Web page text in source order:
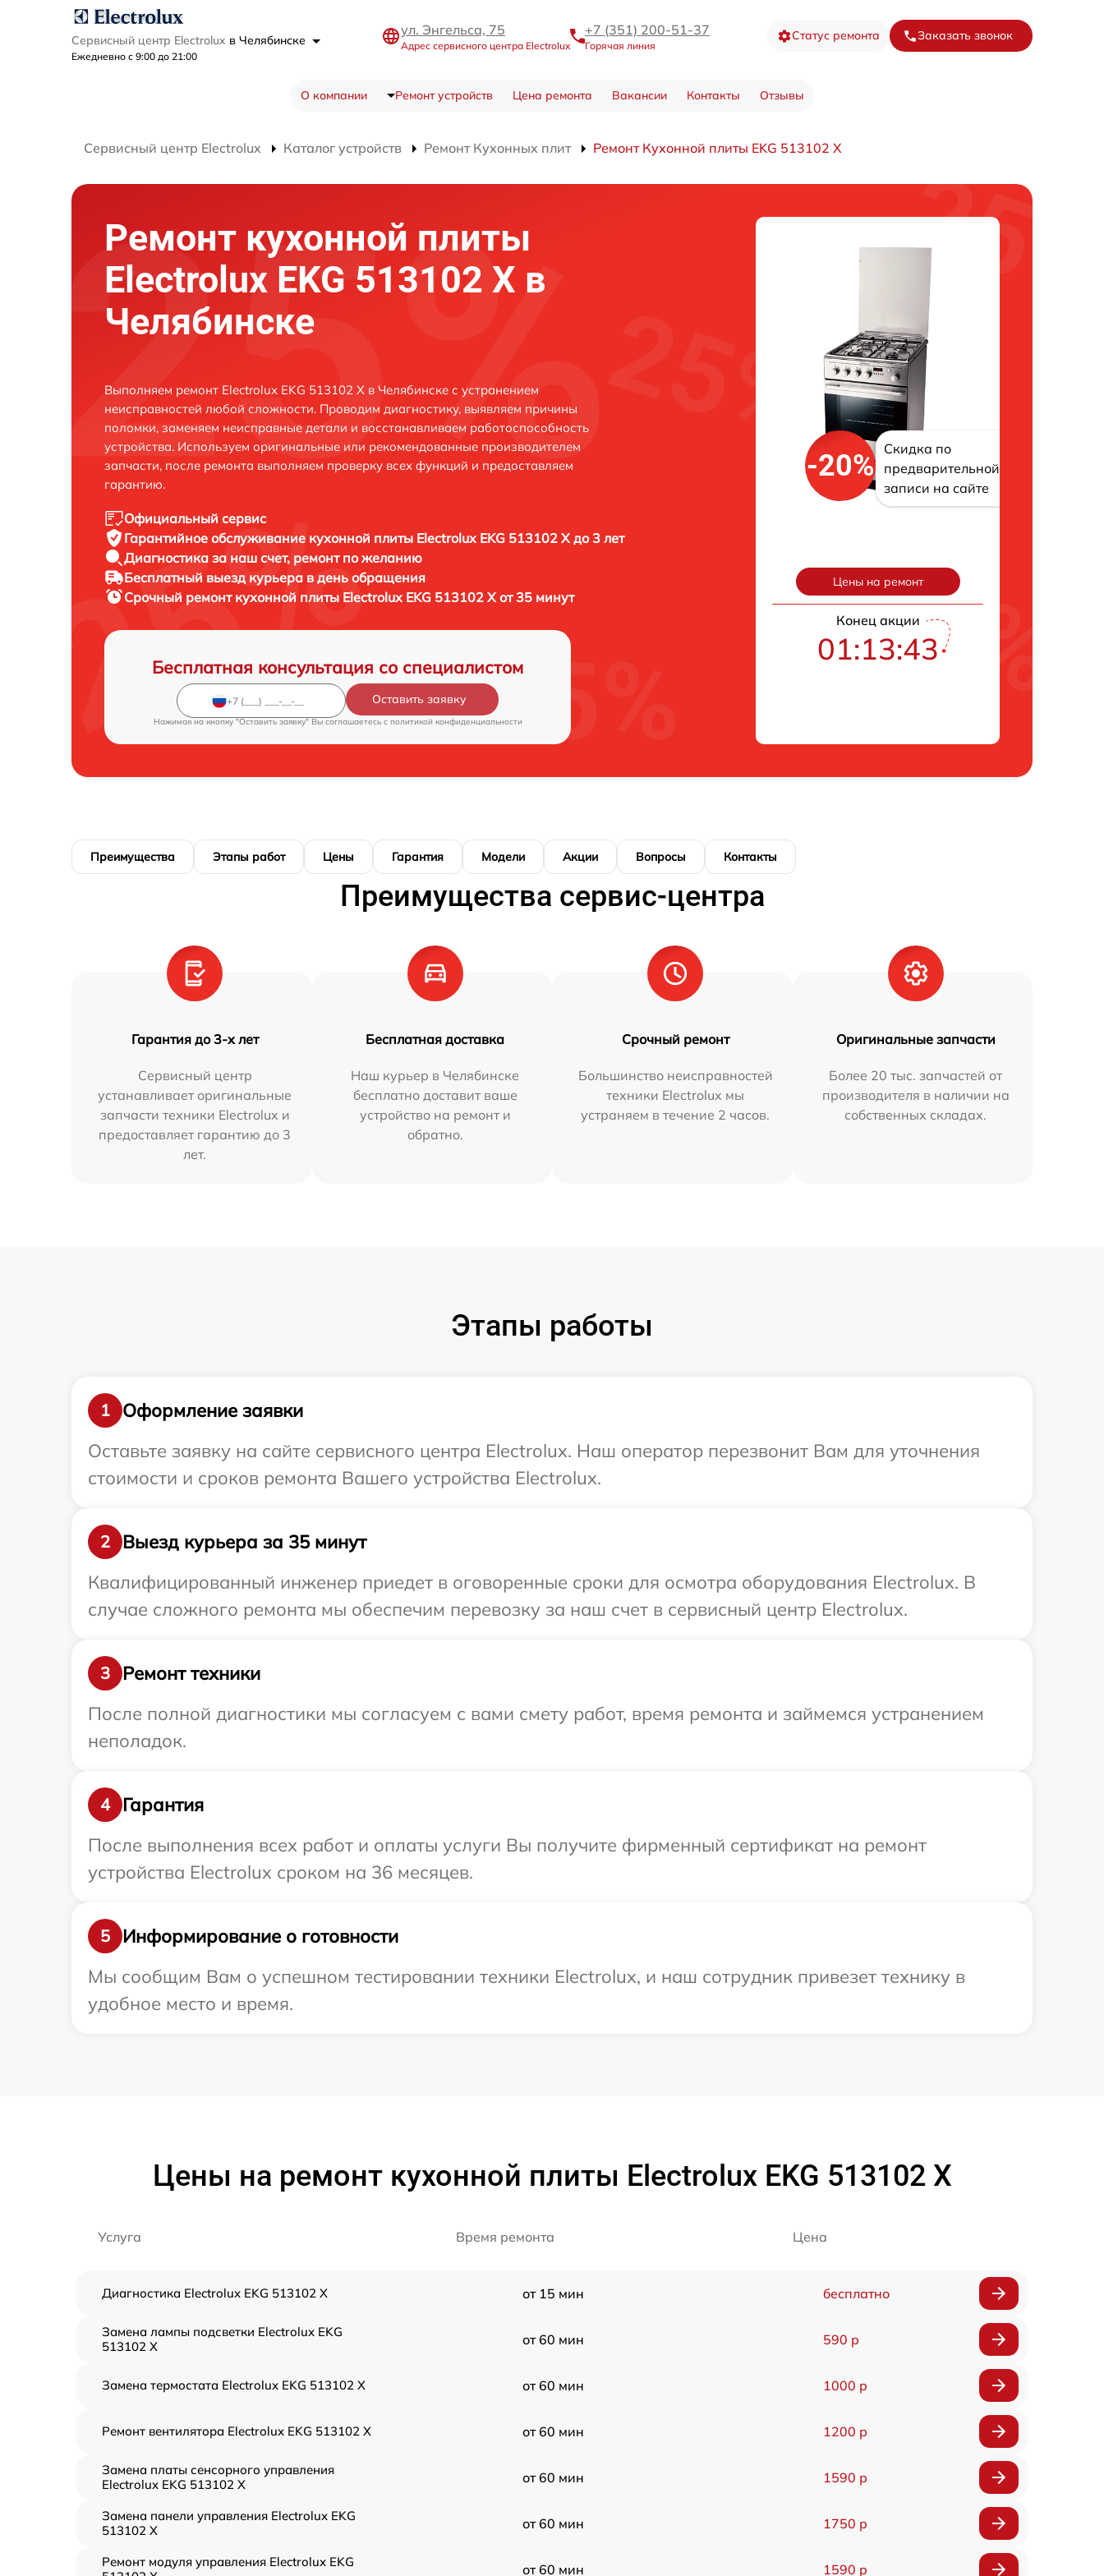
Сервисный центр Electrolux в Челябинске
Ежедневно с 9:00 до 21:00
ул. Энгельса, 75
Адрес сервисного центра Electrolux
+7 (351) 200-51-37
Горячая линия
Статус ремонта Заказать звонок
О компании Ремонт устройств Цена ремонта Вакансии Контакты Отзывы
Сервисный центр Electrolux Каталог устройств Ремонт Кухонных плит Ремонт Кухонной плиты EKG 513102 X
Ремонт кухонной плиты
Electrolux EKG 513102 X в
Челябинске
Выполняем ремонт Electrolux EKG 513102 X в Челябинске с устранением
неисправностей любой сложности. Проводим диагностику, выявляем причины
поломки, заменяем неисправные детали и восстанавливаем работоспособность
устройства. Используем оригинальные или рекомендованные производителем
запчасти, после ремонта выполняем проверку всех функций и предоставляем
гарантию.
Официальный сервис
Гарантийное обслуживание кухонной плиты Electrolux EKG 513102 X до 3 лет
Диагностика за наш счет, ремонт по желанию
Бесплатный выезд курьера в день обращения
Срочный ремонт кухонной плиты Electrolux EKG 513102 X от 35 минут
Бесплатная консультация со специалистом
Оставить заявку
Нажимая на кнопку "Оставить заявку" Вы соглашаетесь c политикой конфиденциальности
-20%
Скидка по
предварительной
записи на сайте
Цены на ремонт
Конец акции
01:13:42
Преимущества Этапы работ Цены Гарантия Модели Акции Вопросы Контакты
Преимущества сервис-центра
Гарантия до 3-х лет
Сервисный центр
устанавливает оригинальные
запчасти техники Electrolux и
предоставляет гарантию до 3
лет.
Бесплатная доставка
Наш курьер в Челябинске
бесплатно доставит ваше
устройство на ремонт и
обратно.
Срочный ремонт
Большинство неисправностей
техники Electrolux мы
устраняем в течение 2 часов.
Оригинальные запчасти
Более 20 тыс. запчастей от
производителя в наличии на
собственных складах.
Этапы работы
1
Оформление заявки
Оставьте заявку на сайте сервисного центра Electrolux. Наш оператор перезвонит Вам для уточнения
стоимости и сроков ремонта Вашего устройства Electrolux.
2
Выезд курьера за 35 минут
Квалифицированный инженер приедет в оговоренные сроки для осмотра оборудования Electrolux. В
случае сложного ремонта мы обеспечим перевозку за наш счет в сервисный центр Electrolux.
3
Ремонт техники
После полной диагностики мы согласуем с вами смету работ, время ремонта и займемся устранением
неполадок.
4
Гарантия
После выполнения всех работ и оплаты услуги Вы получите фирменный сертификат на ремонт
устройства Electrolux сроком на 36 месяцев.
5
Информирование о готовности
Мы сообщим Вам о успешном тестировании техники Electrolux, и наш сотрудник привезет технику в
удобное место и время.
Цены на ремонт кухонной плиты Electrolux EKG 513102 X
Услуга Время ремонта Цена
Диагностика Electrolux EKG 513102 X от 15 мин бесплатно
Замена лампы подсветки Electrolux EKG
513102 X
от 60 мин 590 р
Замена термостата Electrolux EKG 513102 X от 60 мин 1000 р
Ремонт вентилятора Electrolux EKG 513102 X от 60 мин 1200 р
Замена платы сенсорного управления
Electrolux EKG 513102 X
от 60 мин 1590 р
Замена панели управления Electrolux EKG
513102 X
от 60 мин 1750 р
Ремонт модуля управления Electrolux EKG
от 60 мин 1590 р